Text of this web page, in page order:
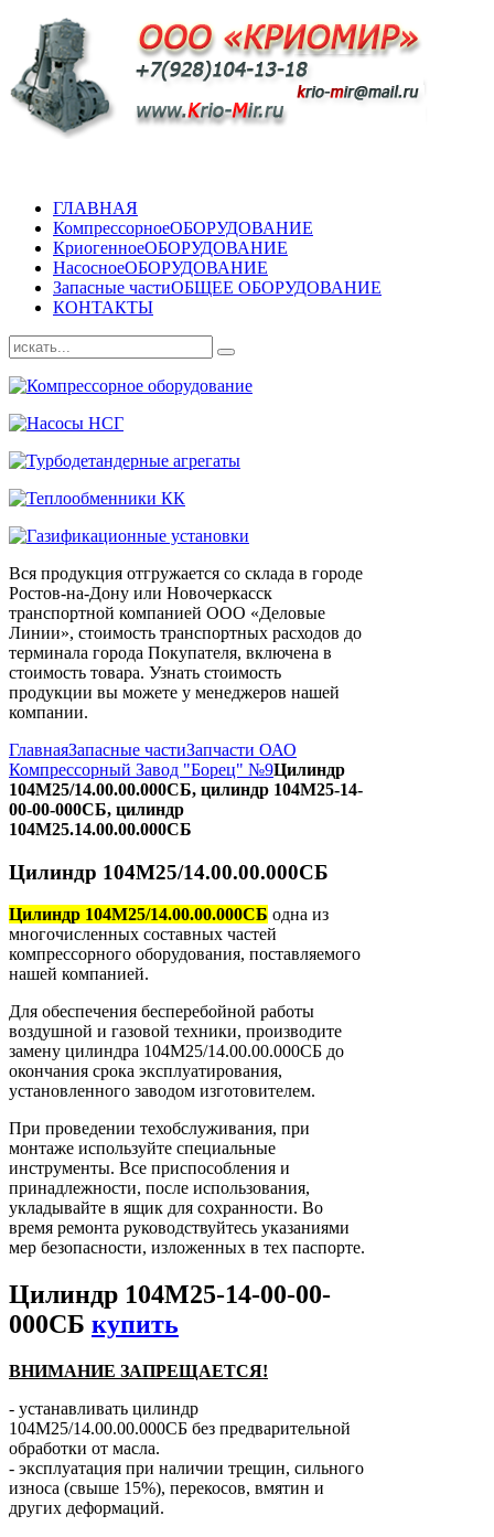
ГЛАВНАЯ
КомпрессорноеОБОРУДОВАНИЕ
КриогенноеОБОРУДОВАНИЕ
НасосноеОБОРУДОВАНИЕ
Запасные частиОБЩЕЕ ОБОРУДОВАНИЕ
КОНТАКТЫ
Вся продукция отгружается со склада в городе
Ростов-на-Дону или Новочеркасск
транспортной компанией ООО «Деловые
Линии», стоимость транспортных расходов до
терминала города Покупателя, включена в
стоимость товара. Узнать стоимость
продукции вы можете у менеджеров нашей
компании.
ГлавнаяЗапасные частиЗапчасти ОАО
Компрессорный Завод "Борец" №9Цилиндр
104М25/14.00.00.000СБ, цилиндр 104М25-14-
00-00-000СБ, цилиндр
104М25.14.00.00.000СБ
Цилиндр 104М25/14.00.00.000СБ
Цилиндр 104М25/14.00.00.000СБ одна из
многочисленных составных частей
компрессорного оборудования, поставляемого
нашей компанией.
Для обеспечения бесперебойной работы
воздушной и газовой техники, производите
замену цилиндра 104М25/14.00.00.000СБ до
окончания срока эксплуатирования,
установленного заводом изготовителем.
При проведении техобслуживания, при
монтаже используйте специальные
инструменты. Все приспособления и
принадлежности, после использования,
укладывайте в ящик для сохранности. Во
время ремонта руководствуйтесь указаниями
мер безопасности, изложенных в тех паспорте.
Цилиндр 104М25-14-00-00-
000СБ купить
ВНИМАНИЕ ЗАПРЕЩАЕТСЯ!
- устанавливать цилиндр
104М25/14.00.00.000СБ без предварительной
обработки от масла.
- эксплуатация при наличии трещин, сильного
износа (свыше 15%), перекосов, вмятин и
других деформаций.